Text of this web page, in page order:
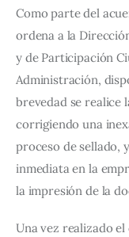
Como parte del
ordena a la
y de Participación
Administración,
brevedad se realice
corrigiendo una
proceso de sellado,
inmediata en la
la impresión de la
Una vez realizado